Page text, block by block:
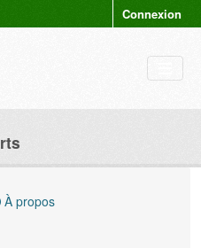
Connexion
À propos